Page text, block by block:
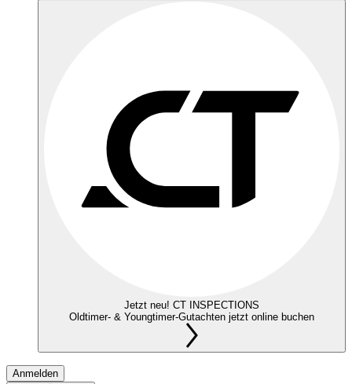
Jetzt neu! CT INSPECTIONS
Oldtimer- & Youngtimer-Gutachten jetzt online buchen
Anmelden